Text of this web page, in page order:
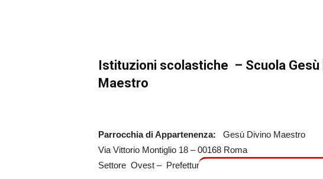
Istituzioni scolastiche – Scuola Gesù
Maestro
Parrocchia di Appartenenza:Gesù Divino Maestro
Via Vittorio Montiglio 18 – 00168 Roma
Settore Ovest – Prefettura XXXIV – 14ºMunicipio –